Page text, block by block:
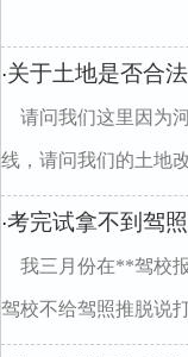
·关于土地是否合
请问我们这里因为
线，请问我们的土地
·考完试拿不到驾
我三月份在**驾校
驾校不给驾照推脱说